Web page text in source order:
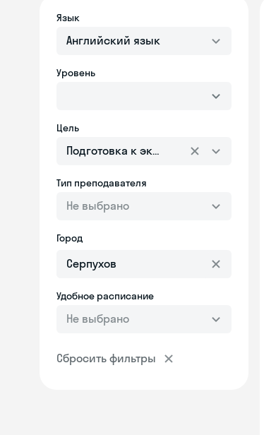
Язык
Английский язык
Уровень
Цель
Подготовка к экзаменам
Тип преподавателя
Не выбрано
Город
Удобное расписание
Не выбрано
Сбросить фильтры